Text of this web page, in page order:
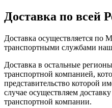
Доставка по всей
Доставка осуществляется по
транспортными службами
Доставка в остальные
транспортной компанией,
представительство которой
случае осуществляем
транспортной компании.